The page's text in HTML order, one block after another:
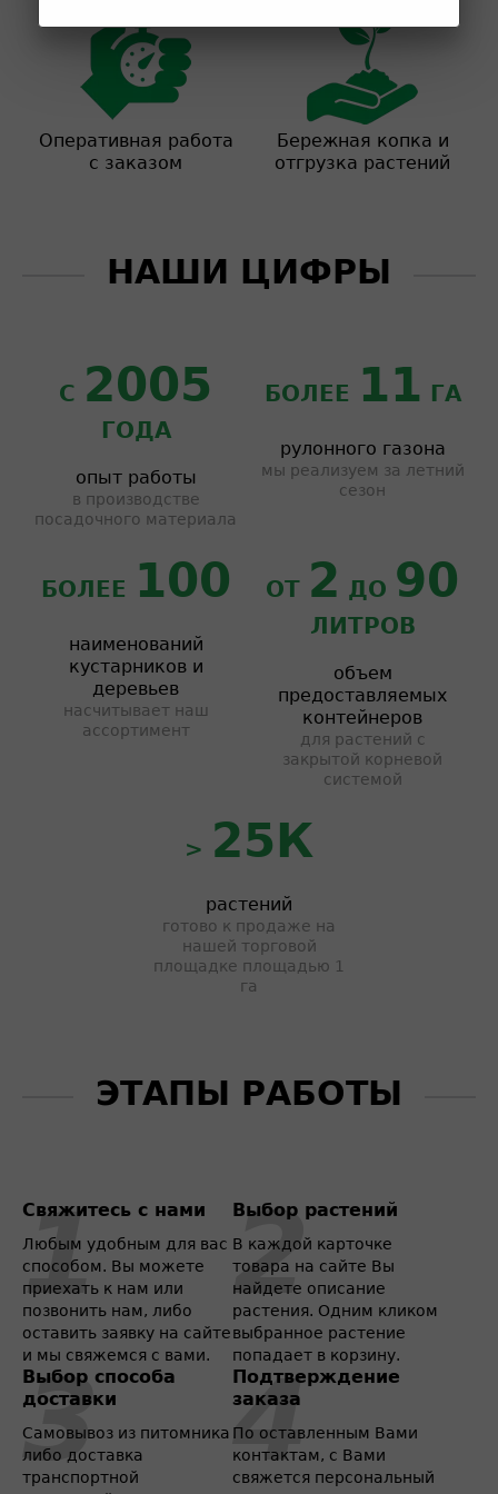
Оперативная работа
с заказом
Бережная копка и
отгрузка растений
НАШИ ЦИФРЫ
С 2005
ГОДА
опыт работы
в производстве
посадочного материала
БОЛЕЕ 11 ГА
рулонного газона
мы реализуем за летний
сезон
БОЛЕЕ 100
наименований
кустарников и
деревьев
насчитывает наш
ассортимент
ОТ 2 ДО 90
ЛИТРОВ
объем
предоставляемых
контейнеров
для растений с
закрытой корневой
системой
> 25К
растений
готово к продаже на
нашей торговой
площадке площадью 1
га
ЭТАПЫ РАБОТЫ
Свяжитесь с нами
Любым удобным для вас
способом. Вы можете
приехать к нам или
позвонить нам, либо
оставить заявку на сайте
и мы свяжемся с вами.
Выбор растений
В каждой карточке
товара на сайте Вы
найдете описание
растения. Одним кликом
выбранное растение
попадает в корзину.
Выбор способа
доставки
Самовывоз из питомника
либо доставка
транспортной
Подтверждение
заказа
По оставленным Вами
контактам, с Вами
свяжется персональный